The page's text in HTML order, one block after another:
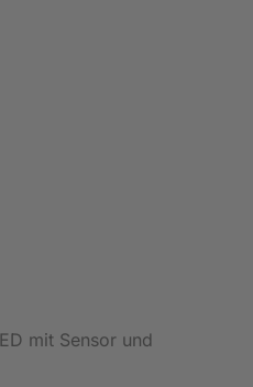
mit Sensor und